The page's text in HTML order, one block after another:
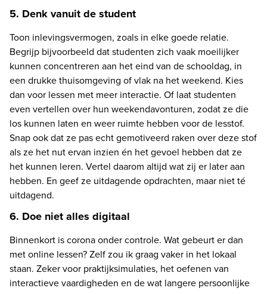
5. Denk vanuit de student
Toon inlevingsvermogen, zoals in elke goede relatie.
Begrijp bijvoorbeeld dat studenten zich vaak moeilijker
kunnen concentreren aan het eind van de schooldag, in
een drukke thuisomgeving of vlak na het weekend. Kies
dan voor lessen met meer interactie. Of laat studenten
even vertellen over hun weekendavonturen, zodat ze die
los kunnen laten en weer ruimte hebben voor de lesstof.
Snap ook dat ze pas echt gemotiveerd raken over deze stof
als ze het nut ervan inzien én het gevoel hebben dat ze
het kunnen leren. Vertel daarom altijd wat zij er later aan
hebben. En geef ze uitdagende opdrachten, maar niet té
uitdagend.
6. Doe niet alles digitaal
Binnenkort is corona onder controle. Wat gebeurt er dan
met online lessen? Zelf zou ik graag vaker in het lokaal
staan. Zeker voor praktijksimulaties, het oefenen van
interactieve vaardigheden en de wat langere persoonlijke